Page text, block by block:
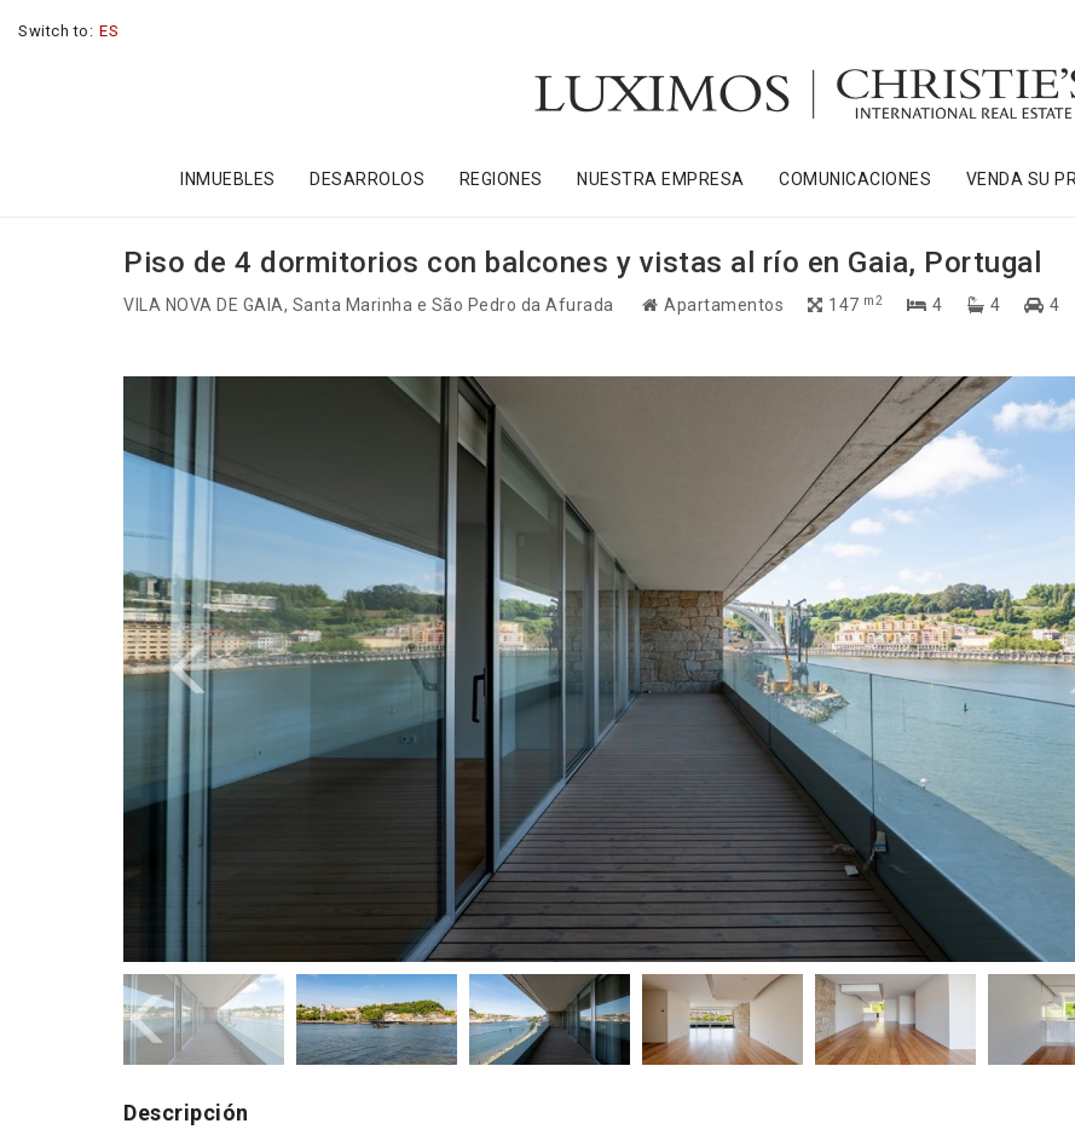
Switch to: ES
INMUEBLES DESARROLOS REGIONES NUESTRA EMPRESA COMUNICACIONES VENDA SU
Piso de 4 dormitorios con balcones y vistas al río en Gaia, Portugal
VILA NOVA DE GAIA, Santa Marinha e São Pedro da Afurada Apartamentos 147 m2 4 4 4
Descripción